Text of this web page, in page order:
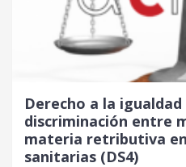
Derecho a la
discriminación entre
materia retributiva
sanitarias (DS4)